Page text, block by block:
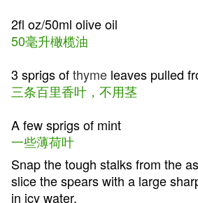
2fl oz/50ml olive oil
50毫升橄榄油
3 sprigs ofthyme leaves pulled
三条百里香叶，不用茎
A few sprigs of mint
一些薄荷叶
Snap the tough stalks from the
slice the spears with a large
in icy water.